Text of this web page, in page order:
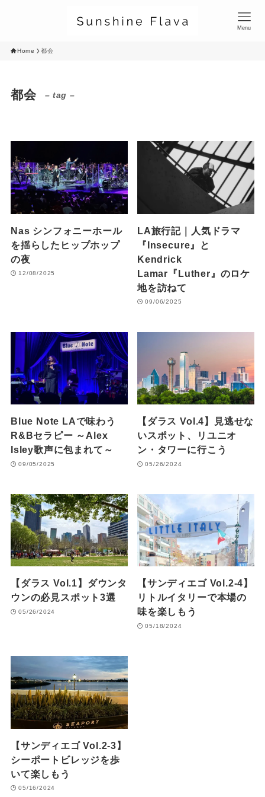
Menu
Home 都会
都会 – tag –
Nas シンフォニーホール
を揺らしたヒップホップ
の夜
12/08/2025
LA旅行記｜人気ドラマ
『Insecure』と
Kendrick
Lamar『Luther』のロケ
地を訪ねて
09/06/2025
Blue Note LAで味わう
R&Bセラピー ～Alex
Isley歌声に包まれて～
09/05/2025
【ダラス Vol.4】見逃せな
いスポット、リユニオ
ン・タワーに行こう
05/26/2024
【ダラス Vol.1】ダウンタ
ウンの必見スポット3選
05/26/2024
【サンディエゴ Vol.2-4】
リトルイタリーで本場の
味を楽しもう
05/18/2024
【サンディエゴ Vol.2-3】
シーポートビレッジを歩
いて楽しもう
05/16/2024